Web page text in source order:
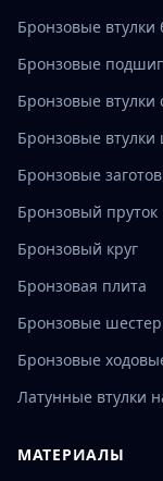
Бронзовые
Бронзовые
Бронзовые втулки
Бронзовые
Бронзовые
Бронзовый пруток
Бронзовый круг
Бронзовая плита
Бронзовые
Бронзовые
Латунные втулки
МАТЕРИАЛЫ